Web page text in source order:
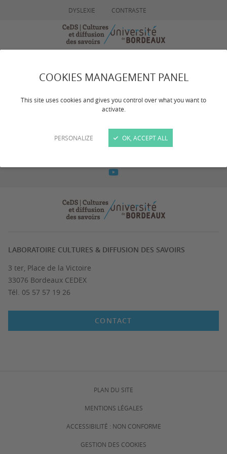
COOKIES MANAGEMENT PANEL
This site uses cookies and gives you control over what you want to
activate.
PERSONALIZE OK, ACCEPT ALL
DYSLEXIE CONTRASTE
2021
LABORATOIRE CULTURES & DIFFUSION DES SAVOIRS
3 ter, Place de la Victoire
33076 Bordeaux CEDEX
Tél. 05 57 57 19 26
CONTACT
PLAN DU SITE
MENTIONS LÉGALES
ACCESSIBILITÉ : NON CONFORME
GESTION DES COOKIES